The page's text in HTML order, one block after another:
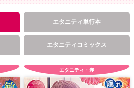
エタニティ単行本
エタニティコミックス
エタニティ・赤